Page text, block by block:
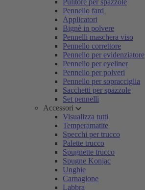
Pulitore per spazzole
Pennello fard
Applicatori
Bignè in polvere
Pennelli maschera viso
Pennello correttore
Pennello per evidenziatore
Pennello per eyeliner
Pennello per polveri
Pennello per sopracciglia
Sacchetti per spazzole
Set pennelli
Accessori
Visualizza tutti
Temperamatite
Specchi per trucco
Palette trucco
Spugnette trucco
Spugne Konjac
Unghie
Carnagione
Labbra